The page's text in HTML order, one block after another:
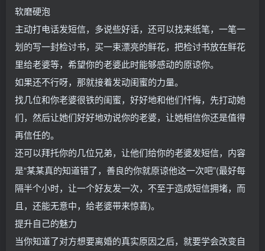
软磨硬泡
主动打电话发短信，多说些好话，还可以找来纸笔，一笔一
划的写一封检讨书，买一束漂亮的鲜花，把检讨书放在鲜花
里给老婆等，希望你的老婆此时能够感动的原谅你。
如果还不行呀，那就接着发动闺蜜的力量。
找几位和你老婆很铁的闺蜜，好好地和他们忏悔，先打动她
们，然后让她们好好地劝说你的老婆，让她相信你还是值得
再信任的。
还可以拜托你的几位兄弟，让他们给你的老婆发短信，内容
是“某某真的知道错了，善良的你就原谅他这一次吧”(最好每
隔半个小时，让一个好友发一次，不至于造成短信拥堵，而
且，还能无意中，给老婆带来惊喜)。
提升自己的魅力
当你知道了对方想要离婚的真实原因之后，就要学会改变自